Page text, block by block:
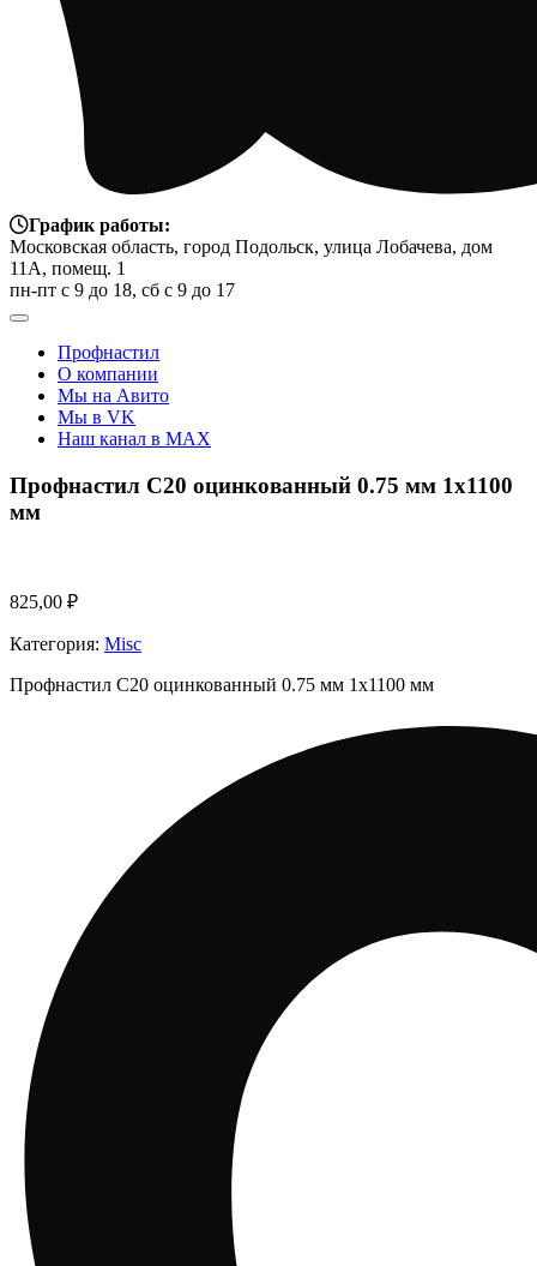
График работы:
Московская область, город Подольск, улица Лобачева, дом
11А, помещ. 1
пн-пт с 9 до 18, сб с 9 до 17
Профнастил
О компании
Мы на Авито
Мы в VK
Наш канал в MAX
Профнастил С20 оцинкованный 0.75 мм 1х1100
мм
825,00 ₽
Категория: Misc
Профнастил С20 оцинкованный 0.75 мм 1х1100 мм